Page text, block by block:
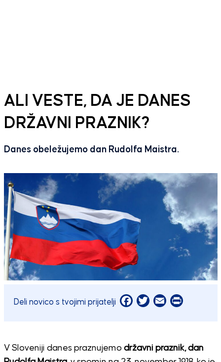
ALI VESTE, DA JE DANES
DRŽAVNI PRAZNIK?
Danes obeležujemo dan Rudolfa Maistra.
Deli novico s tvojimi prijatelji Facebook
Twitter
EmailPrint
V Sloveniji danes praznujemo državni praznik, dan